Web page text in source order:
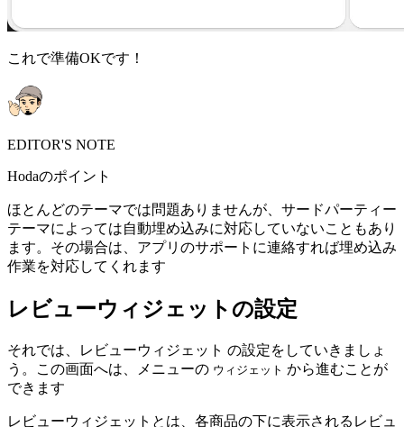
これで準備OKです！
EDITOR'S NOTE
Hodaのポイント
ほとんどのテーマでは問題ありませんが、サードパーティー
テーマによっては自動埋め込みに対応していないこともあり
ます。その場合は、アプリのサポートに連絡すれば埋め込み
作業を対応してくれます
レビューウィジェットの設定
それでは、レビューウィジェット の設定をしていきましょ
う。この画面へは、メニューの ウィジェット から進むことが
できます
レビューウィジェットとは、各商品の下に表示されるレビュ